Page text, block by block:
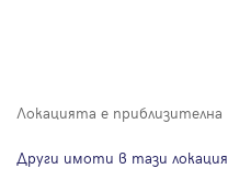
Локацията е приблизителна
Други имоти в тази локация